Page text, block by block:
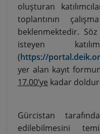
oluşturan
toplantının
beklenmektedir.
isteyen
(https://
yer alan kayıt
17.00’ye kadar
Gürcistan
edilebilmesini